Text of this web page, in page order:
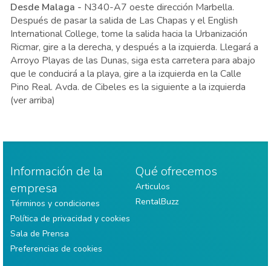
Desde Malaga - N340-A7 oeste dirección Marbella.
Después de pasar la salida de Las Chapas y el English
International College, tome la salida hacia la Urbanización
Ricmar, gire a la derecha, y después a la izquierda. Llegará a
Arroyo Playas de las Dunas, siga esta carretera para abajo
que le conducirá a la playa, gire a la izquierda en la Calle
Pino Real. Avda. de Cibeles es la siguiente a la izquierda
(ver arriba)
Información de la
empresa
Términos y condiciones
Política de privacidad y cookies
Sala de Prensa
Preferencias de cookies
Qué ofrecemos
Articulos
RentalBuzz